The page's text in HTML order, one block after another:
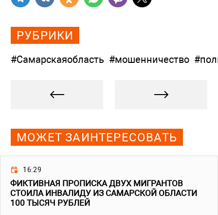
РУБРИКИ
#Самарскаяобласть #мошенничество
МОЖЕТ ЗАИНТЕРЕСОВАТЬ
16:29
ФИКТИВНАЯ ПРОПИСКА ДВУХ МИГРАНТОВ
СТОИЛА ИНВАЛИДУ ИЗ САМАРСКОЙ ОБЛАСТИ
100 ТЫСЯЧ РУБЛЕЙ